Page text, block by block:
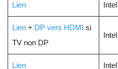
Lien
Lien+ DP vers HDMI si
TV non DP
Lien